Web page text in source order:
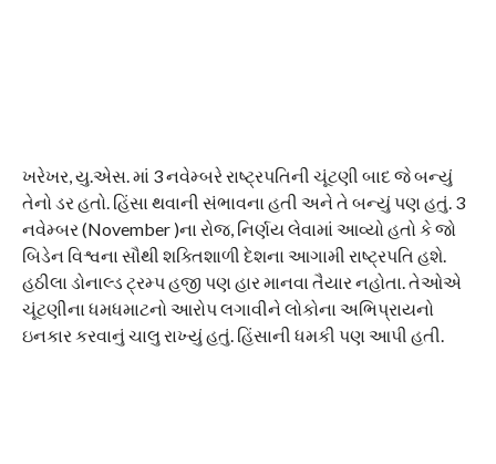
ખરેખર, યુ.એસ. માં 3 નવેમ્બરે રાષ્ટ્રપતિની ચૂંટણી બાદ જે બન્યું
તેનો ડર હતો. હિંસા થવાની સંભાવના હતી અને તે બન્યું પણ હતું. 3
નવેમ્બર (November )ના રોજ, નિર્ણય લેવામાં આવ્યો હતો કે જો
બિડેન વિશ્વના સૌથી શક્તિશાળી દેશના આગામી રાષ્ટ્રપતિ હશે.
હઠીલા ડોનાલ્ડ ટ્રમ્પ હજી પણ હાર માનવા તૈયાર નહોતા. તેઓએ
ચૂંટણીના ધમધમાટનો આરોપ લગાવીને લોકોના અભિપ્રાયનો
ઇનકાર કરવાનું ચાલુ રાખ્યું હતું. હિંસાની ધમકી પણ આપી હતી.